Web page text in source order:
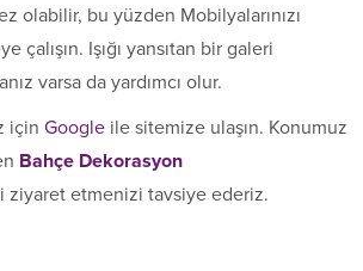
olabilir, bu yüzden Mobilyalarınızı
çalışın. Işığı yansıtan bir galeri
varsa da yardımcı olur.
için Google ile sitemize ulaşın. Konumuz
Bahçe Dekorasyon
ziyaret etmenizi tavsiye ederiz.